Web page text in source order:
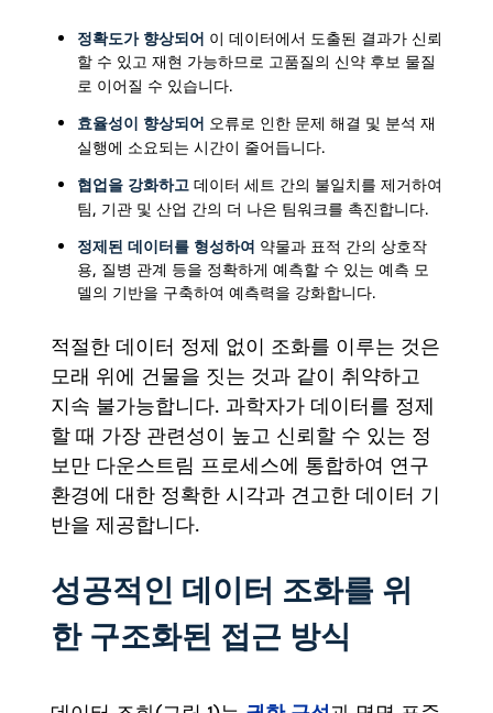
정확도가 향상되어 이 데이터에서 도출된 결과가 신뢰
할 수 있고 재현 가능하므로 고품질의 신약 후보 물질
로 이어질 수 있습니다.
효율성이 향상되어 오류로 인한 문제 해결 및 분석 재
실행에 소요되는 시간이 줄어듭니다.
협업을 강화하고 데이터 세트 간의 불일치를 제거하여
팀, 기관 및 산업 간의 더 나은 팀워크를 촉진합니다.
정제된 데이터를 형성하여 약물과 표적 간의 상호작
용, 질병 관계 등을 정확하게 예측할 수 있는 예측 모
델의 기반을 구축하여 예측력을 강화합니다.
적절한 데이터 정제 없이 조화를 이루는 것은
모래 위에 건물을 짓는 것과 같이 취약하고
지속 불가능합니다. 과학자가 데이터를 정제
할 때 가장 관련성이 높고 신뢰할 수 있는 정
보만 다운스트림 프로세스에 통합하여 연구
환경에 대한 정확한 시각과 견고한 데이터 기
반을 제공합니다.
성공적인 데이터 조화를 위
한 구조화된 접근 방식